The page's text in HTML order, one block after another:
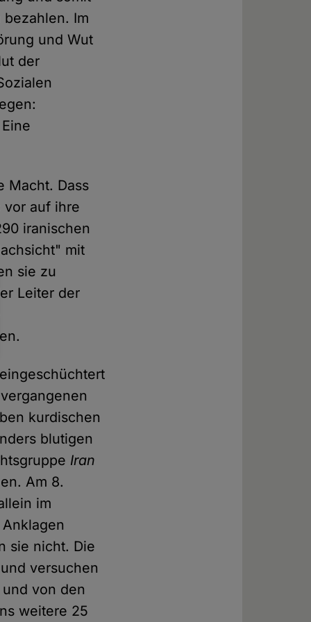
Im
und Wut
der
Macht. Dass
vor auf ihre
iranischen
mit
sie zu
Leiter der
kurdischen
blutigen
Iran
Am 8.
im
sie nicht. Die
versuchen
von den
weitere 25